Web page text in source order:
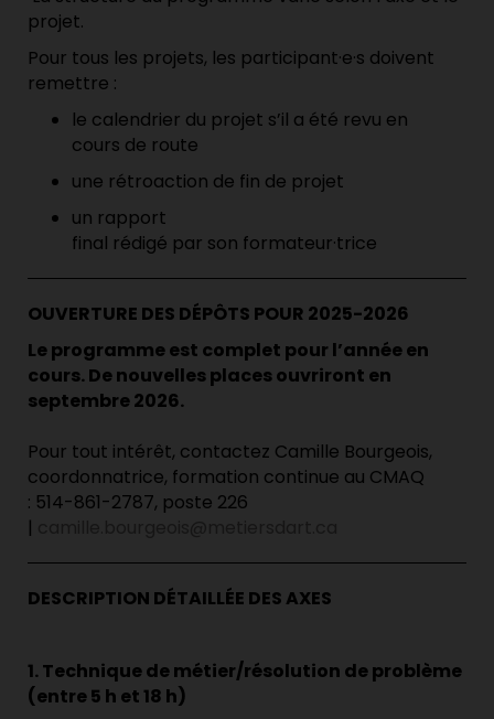
projet.
Pour tous les projets, les participant·e·s doivent
remettre :
le calendrier du projet s’il a été revu en
cours de route
une rétroaction de fin de projet
un rapport
final rédigé par son formateur·trice
OUVERTURE DES DÉPÔTS POUR 2025-2026
Le programme est complet pour l’année en
cours. De nouvelles places ouvriront en
septembre 2026.
Pour tout intérêt, contactez Camille Bourgeois,
coordonnatrice, formation continue au CMAQ
: 514-861-2787, poste 226
|
DESCRIPTION DÉTAILLÉE DES AXES
1. Technique de métier/résolution de problème
(entre 5 h et 18 h)